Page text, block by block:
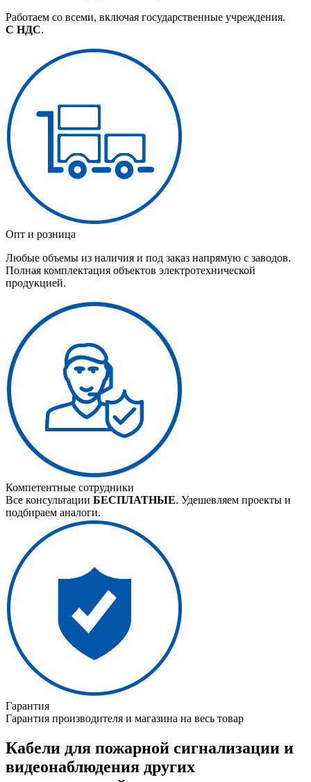
Работаем со всеми, включая государственные учреждения.
С НДС.
Опт и розница
Любые объемы из наличия и под заказ напрямую с заводов.
Полная комплектация объектов электротехнической
продукцией.
Компетентные сотрудники
Все консультации БЕСПЛАТНЫЕ. Удешевляем проекты и
подбираем аналоги.
Гарантия
Гарантия производителя и магазина на весь товар
Кабели для пожарной сигнализации и
видеонаблюдения других